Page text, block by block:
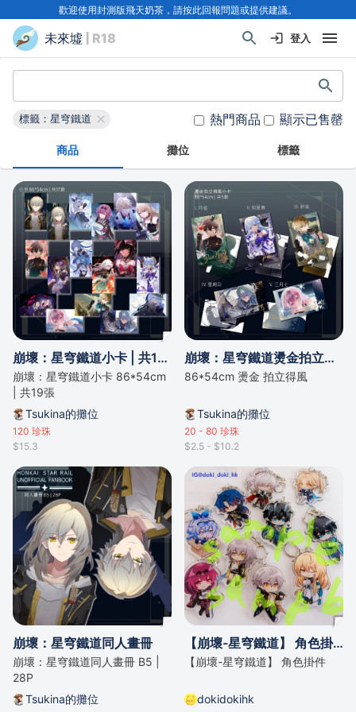
歡迎使用封測版飛天奶茶，請按此回報問題或提供建議。
未來墟 | R18 登入
標籤：星穹鐵道 熱門商品 顯示已售罄
商品 攤位 標籤
崩壞：星穹鐵道小卡 | 共19張
崩壞：星穹鐵道小卡 86*54cm
| 共19張
Tsukina的攤位
120 珍珠
$15.3
崩壞：星穹鐵道燙金拍立得風小卡
86*54cm 燙金 拍立得風
Tsukina的攤位
20 - 80 珍珠
$2.5 - $10.2
崩壞：星穹鐵道同人畫冊
崩壞：星穹鐵道同人畫冊 B5 |
28P
Tsukina的攤位
【崩壞-星穹鐵道】 角色掛件
【崩壞-星穹鐵道】 角色掛件
dokidokihk